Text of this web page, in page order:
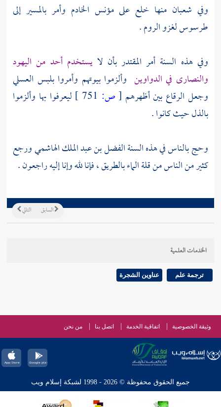
وفي شعبان منها خلع على مؤنس الخادم وأمر بالمسير إلى
طرسوسلغزوالروم.
وفي هذه السنة أمر المقتدر بأن لايستخدم أحد من اليهود
والنصارى في الدواوين وألزموا بيوتهم وأمروا بلبس العسلي
وجعل الرقاع بين أظهرهم [ص:
ليعرفوا بها وألزموا
بالذل حيث كانوا .
وحج بالناس في هذه السنةالفضل بن عبد الملك الهاشميورجع
كثير من الناس من قلة الماء بالطريق ، فإنا لله وإنا إليه راجعون .
التالي السابق
الخدمات العلمية
ترجمة علم عناوين الشجرة
وثيقة الخصوصية اتفاقية الخدمة اتصل بنا من نحن
جميع الحقوق محفوظة © 2026 - 1998 لشبكة إسلام ويب